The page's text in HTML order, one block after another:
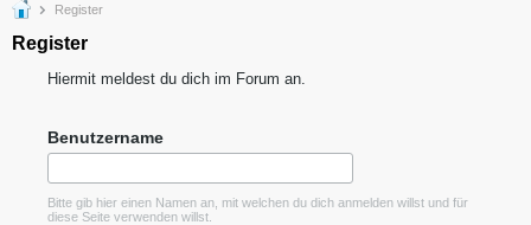
Register
Register
Hiermit meldest du dich im Forum an.
Benutzername
Bitte gib hier einen Namen an, mit welchen du dich anmelden willst und für
diese Seite verwenden willst.